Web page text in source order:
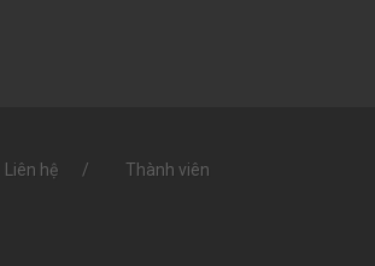
Liên hệ Thành viên